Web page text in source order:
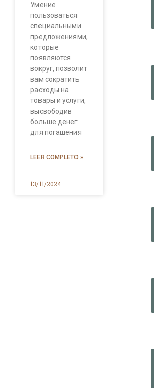
Умение
пользоваться
специальными
предложениями,
которые
появляются
вокруг, позволит
вам сократить
расходы на
товары и услуги,
высвободив
больше денег
для погашения
LEER COMPLETO »
13/11/2024